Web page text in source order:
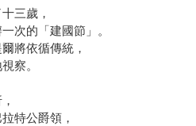
三歲，
次的「建國節」。
將依循傳統，
察。
特公爵領，